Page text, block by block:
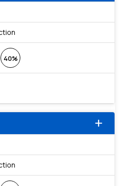
40%
add